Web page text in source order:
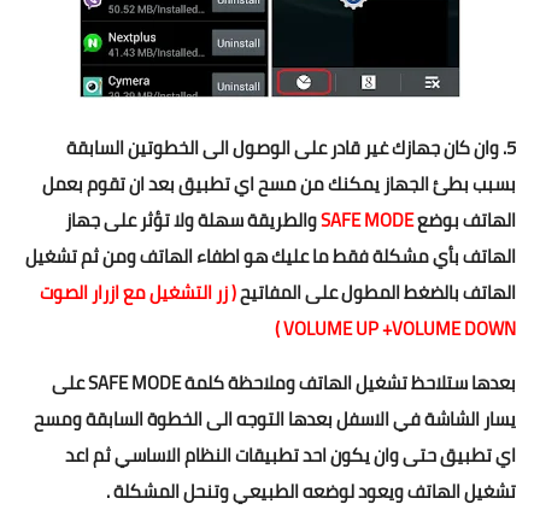
5. وان كان جهازك غير قادر على الوصول الى الخطوتين السابقة
بسبب بطئ الجهاز يمكنك من مسح اي تطبيق بعد ان تقوم بعمل
الهاتف بوضعSAFE MODEوالطريقة سهلة ولا تؤثر على جهاز
الهاتف بأي مشكلة فقط ما عليك هو اطفاء الهاتف ومن ثم تشغيل
الهاتف بالضغط المطول على المفاتيح( زر التشغيل مع ازرار الصوت
VOLUME UP +VOLUME DOWN )
بعدها ستلاحظ تشغيل الهاتف وملاحظة كلمة SAFE MODE على
يسار الشاشة في الاسفل بعدها التوجه الى الخطوة السابقة ومسح
اي تطبيق حتى وان يكون احد تطبيقات النظام الاساسي ثم اعد
تشغيل الهاتف ويعود لوضعه الطبيعي وتنحل المشكلة .